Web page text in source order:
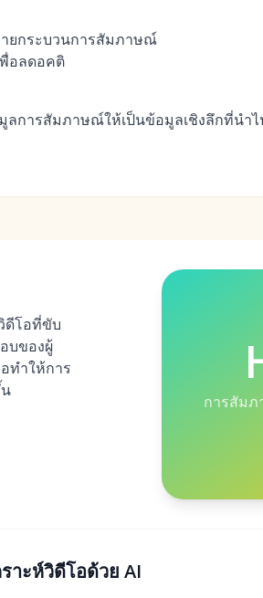
ยกระบวนการสัมภาษณ์
อลดอคติ
ลการสัมภาษณ์ให้เป็นข้อมูลเชิงลึกที่นำ
ดีโอที่ขับ
บของผู้
ทำให้การ
การสัมภ
าะห์วิดีโอด้วย AI